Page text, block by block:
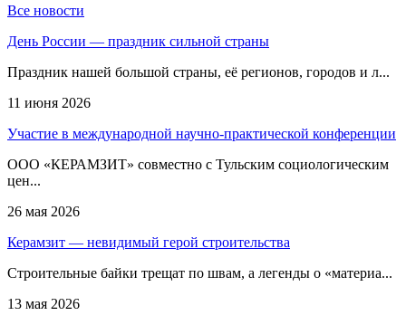
Все новости
День России — праздник сильной страны
Праздник нашей большой страны, её регионов, городов и л...
11 июня 2026
Участие в международной научно-практической конференции
ООО «КЕРАМЗИТ» совместно с Тульским социологическим
цен...
26 мая 2026
Керамзит — невидимый герой строительства
Строительные байки трещат по швам, а легенды о «материа...
13 мая 2026